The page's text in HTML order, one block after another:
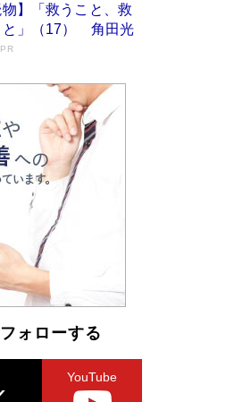
物】「救うこと、救
と」（17） 角田光
PR
ォローする
YouTube